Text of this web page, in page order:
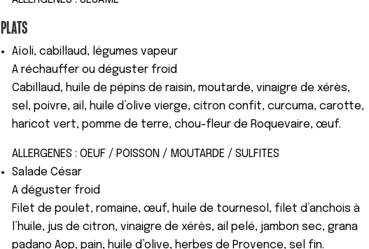
PLATS
Aïoli, cabillaud, légumes vapeur
A réchauffer ou déguster froid
Cabillaud, huile de pépins de raisin, moutarde, vinaigre de xérès,
sel, poivre, ail, huile d’olive vierge, citron confit, curcuma, carotte,
haricot vert, pomme de terre, chou-fleur de Roquevaire, œuf.
ALLERGENES : OEUF / POISSON / MOUTARDE / SULFITES
Salade César
A déguster froid
Filet de poulet, romaine, œuf, huile de tournesol, filet d’anchois à
l’huile, jus de citron, vinaigre de xérès, ail pelé, jambon sec, grana
padano Aop, pain, huile d’olive, herbes de Provence, sel fin.